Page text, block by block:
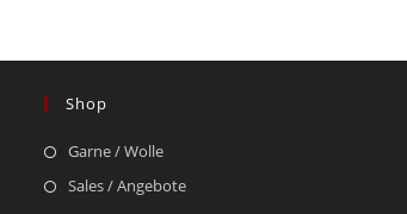
Shop
Garne / Wolle
Sales / Angebote